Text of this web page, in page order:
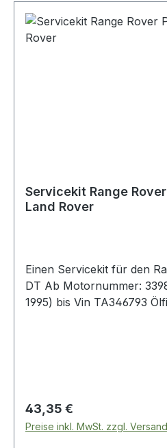
Servicekit Range
Land Rover
Einen Servicekit für den
DT Ab Motornummer:
1995) bis Vin TA346793
Regulärer Preis:
43,35 €
Preise inkl. MwSt. zzgl.